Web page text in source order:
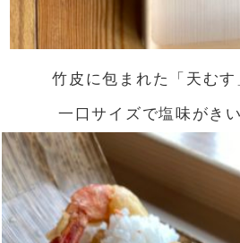
竹皮に包まれた「天む
一口サイズで塩味がき